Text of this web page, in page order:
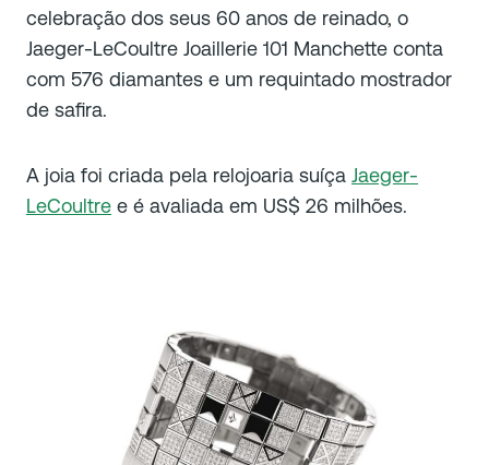
celebração dos seus 60 anos de reinado, o
Jaeger-LeCoultre Joaillerie 101 Manchette conta
com 576 diamantes e um requintado mostrador
de safira.
A joia foi criada pela relojoaria suíça Jaeger-
LeCoultre e é avaliada em US$ 26 milhões.